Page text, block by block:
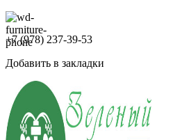
+7 (978) 237-39-53
Добавить в закладки